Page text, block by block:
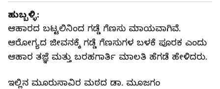
ಹುಬ್ಬಳ್ಳಿ:
ಆಹಾರದ ಬಟ್ಟಲಿನಿಂದ ಗಡ್ಡೆ ಗೆಣಸು ಮಾಯವಾಗಿವೆ.
ಆರೋಗ್ಯದ ಜೀವನಕ್ಕೆ ಗಡ್ಡೆ ಗೆಣಸುಗಳ ಬಳಕೆ ಪೂರಕ ಎಂದು
ಆಹಾರ ತಜ್ಞೆ ಮತ್ತು ಬರಹಗಾರ್ತಿ‌ ಮಾಲತಿ ಹೆಗಡೆ ಹೇಳಿದರು.
ಇಲ್ಲಿನ ಮೂರುಸಾವಿರ ಮಠದ ಡಾ. ಮೂಜಗಂ